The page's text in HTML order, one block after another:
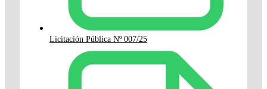
Licitación Pública Nº 007/25